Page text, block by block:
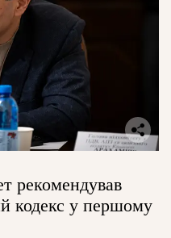
рекомендував
кодекс у першому